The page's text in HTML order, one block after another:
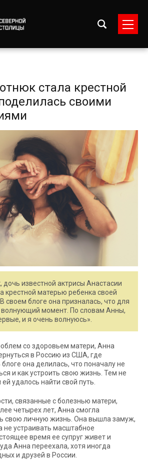
стала крестной
своими
известной актрисы Анастасии
крестной матерью ребенка своей
своем блоге она призналась, что для
волнующий момент. По словам Анны,
и я очень волнуюсь».
со здоровьем матери, Анна
в Россию из США, где
она делилась, что поначалу не
и как устроить свою жизнь. Тем не
удалось найти свой путь.
связанные с болезнью матери,
четырех лет, Анна смогла
свою личную жизнь. Она вышла замуж,
не устраивать масштабное
время ее супруг живет и
Анна переехала, хотя иногда
и друзей в России.